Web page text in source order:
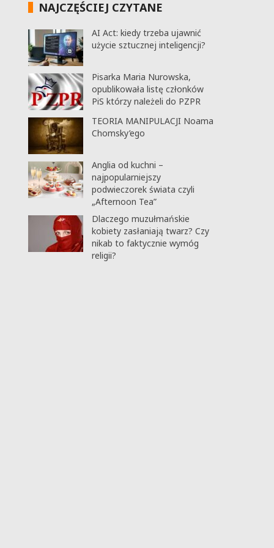
NAJCZĘŚCIEJ CZYTANE
AI Act: kiedy trzeba ujawnić
użycie sztucznej inteligencji?
Pisarka Maria Nurowska,
opublikowała listę członków
PiS którzy należeli do PZPR
TEORIA MANIPULACJI Noama
Chomsky’ego
Anglia od kuchni –
najpopularniejszy
podwieczorek świata czyli
„Afternoon Tea”
Dlaczego muzułmańskie
kobiety zasłaniają twarz? Czy
nikab to faktycznie wymóg
religii?